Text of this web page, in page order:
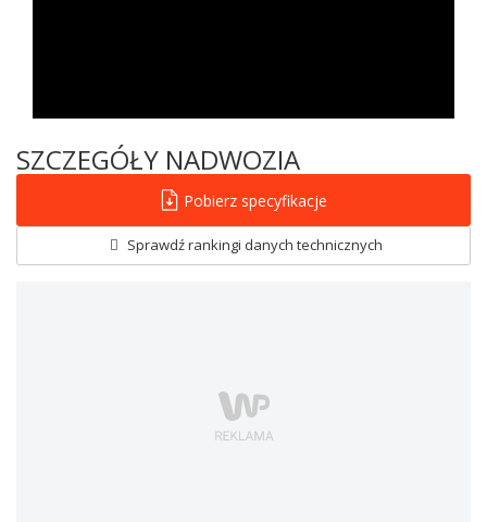
SZCZEGÓŁY NADWOZIA
Pobierz specyfikacje
Sprawdź rankingi danych technicznych